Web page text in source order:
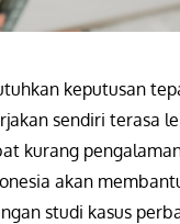
keputusan
sendiri terasa
kurang
akan
studi kasus